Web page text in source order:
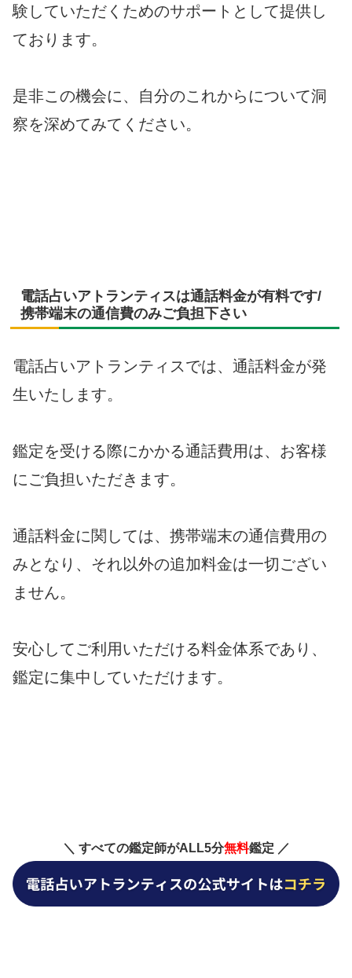
験していただくためのサポートとして提供し
ております。
是非この機会に、自分のこれからについて洞
察を深めてみてください。
電話占いアトランティスは通話料金が有料です/
携帯端末の通信費のみご負担下さい
電話占いアトランティスでは、通話料金が発
生いたします。
鑑定を受ける際にかかる通話費用は、お客様
にご負担いただきます。
通話料金に関しては、携帯端末の通信費用の
みとなり、それ以外の追加料金は一切ござい
ません。
安心してご利用いただける料金体系であり、
鑑定に集中していただけます。
＼ すべての鑑定師がALL5分無料鑑定 ／